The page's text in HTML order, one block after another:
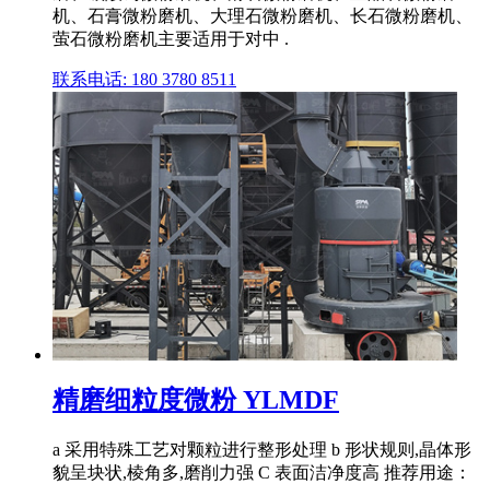
机、石膏微粉磨机、大理石微粉磨机、长石微粉磨机、
萤石微粉磨机主要适用于对中 .
联系电话: 180 3780 8511
精磨细粒度微粉 YLMDF
a 采用特殊工艺对颗粒进行整形处理 b 形状规则,晶体形
貌呈块状,棱角多,磨削力强 C 表面洁净度高 推荐用途：